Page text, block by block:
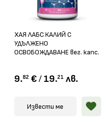
ХАЯ ЛАБС КАЛИЙ С
УДЪЛЖЕНО
ОСВОБОЖДАВАНЕ вег. капс.
9.82 € / 19.21 лв.
Извести ме